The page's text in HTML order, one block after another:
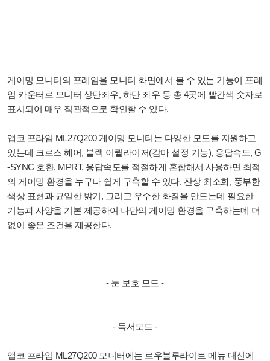
게이밍 모니터의 프레임을 모니터 화면에서 볼 수 있는 기능이 프레
임 카운터로 모니터 상단좌우, 하단 좌우 등 총 4곳에 빨간색 숫자로
표시되어 매우 직관적으로 확인할 수 있다.
앱코 프라임 ML27Q200 게이밍 모니터는 다양한 모드를 지원하고
있는데 크로스 헤어, 블랙 이퀄라이저(감마 설정 기능), 응답속도, G
-SYNC 호환, MPRT, 응답속도를 적절하게 혼합해서 사용하면 최적
의 게이밍 환경을 누구나 쉽게 구축할 수 있다. 잔상 최소화, 풍부한
색상 표현과 균일한 밝기, 그리고 우수한 화질을 만드는데 필요한
기능과 사양을 기본 제공하여 나만의 게이밍 환경을 구축하는데 더
없이 좋은 조건을 제공한다.
- 눈 보호 모드 -
- 독서모드 -
앱코 프라임 ML27Q200 모니터에는 로우블루라이트 메뉴 대신에